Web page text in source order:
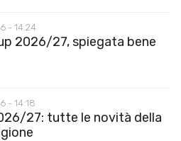
- 14:24
2026/27, spiegata bene
- 14:18
27: tutte le novità della